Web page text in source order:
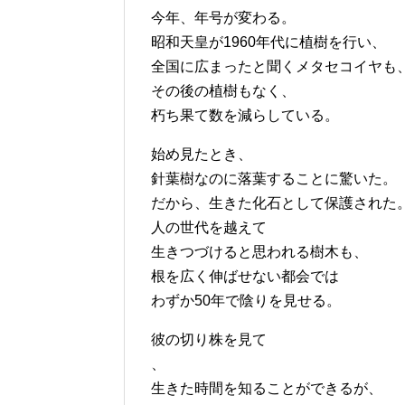
今年、年号が変わる。
昭和天皇が1960年代に植樹を行い、
全国に広まったと聞くメタセコイヤも
その後の植樹もなく、
朽ち果て数を減らしている。
始め見たとき、
針葉樹なのに落葉することに驚いた。
だから、生きた化石として保護された
人の世代を越えて
生きつづけると思われる樹木も、
根を広く伸ばせない都会では
わずか50年で陰りを見せる。
彼の切り株を見て
生きた時間を知ることができるが、